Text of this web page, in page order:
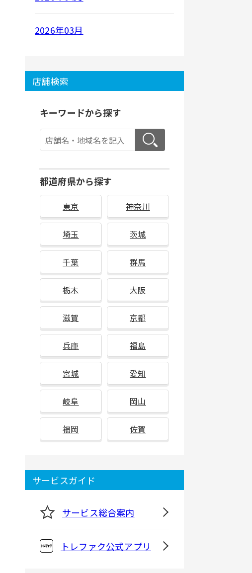
2026年03月
店舗検索
キーワードから探す
都道府県から探す
東京 神奈川
埼玉 茨城
千葉 群馬
栃木 大阪
滋賀 京都
兵庫 福島
宮城 愛知
岐阜 岡山
福岡 佐賀
サービスガイド
サービス総合案内
トレファク公式アプリ